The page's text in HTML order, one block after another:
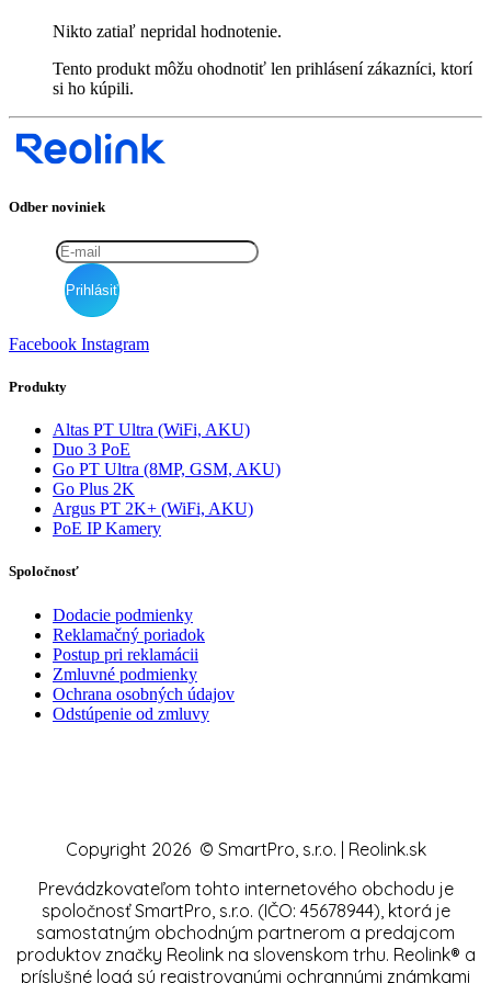
Nikto zatiaľ nepridal hodnotenie.
Tento produkt môžu ohodnotiť len prihlásení zákazníci, ktorí
si ho kúpili.
Odber noviniek
Facebook Instagram
Produkty
Altas PT Ultra (WiFi, AKU)
Duo 3 PoE
Go PT Ultra (8MP, GSM, AKU)
Go Plus 2K
Argus PT 2K+ (WiFi, AKU)
PoE IP Kamery
Spoločnosť
Dodacie podmienky
Reklamačný poriadok
Postup pri reklamácii
Zmluvné podmienky
Ochrana osobných údajov
Odstúpenie od zmluvy
Copyright 2026 © SmartPro, s.r.o. | Reolink.sk
Prevádzkovateľom tohto internetového obchodu je
spoločnosť SmartPro, s.r.o. (IČO: 45678944), ktorá je
samostatným obchodným partnerom a predajcom
produktov značky Reolink na slovenskom trhu. Reolink® a
príslušné logá sú registrovanými ochrannými známkami